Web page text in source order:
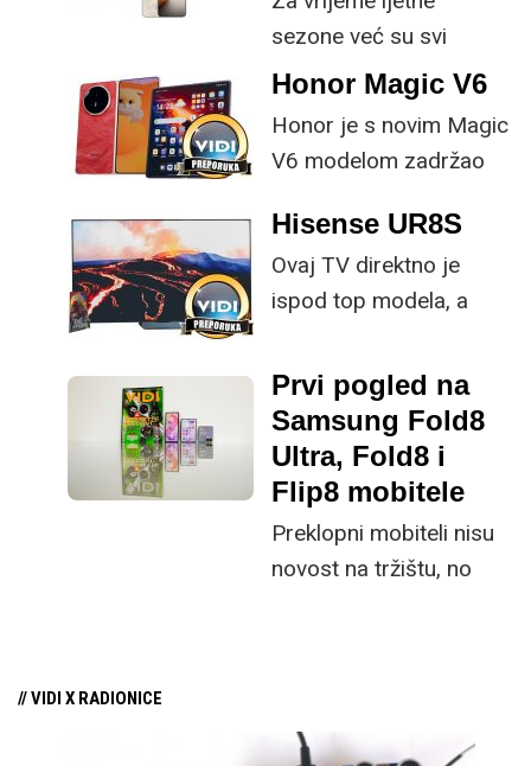
Samsung je s osmom
generacijom preklopnih
uređaja odlučio
poboljšati ključne
specifikacije.
sezone već su svi
mobiteli aktualne
generacije na tržištu te
je više-manje samo
preferencija što želite
Honor Magic V6
Honor je s novim Magic
V6 modelom zadržao
specifikacije, no
istovremeno
implementirao
ključne svakom
korisniku.
Hisense UR8S
Ovaj TV direktno je
ispod top modela, a
male ustupke možete
osjetno uštedjeti pri
kupnji.
Prvi pogled na
Samsung Fold8
Ultra, Fold8 i
Flip8 mobitele
Preklopni mobiteli nisu
novost na tržištu, no
više nije spremno toliko
// VIDI X RADIONICE